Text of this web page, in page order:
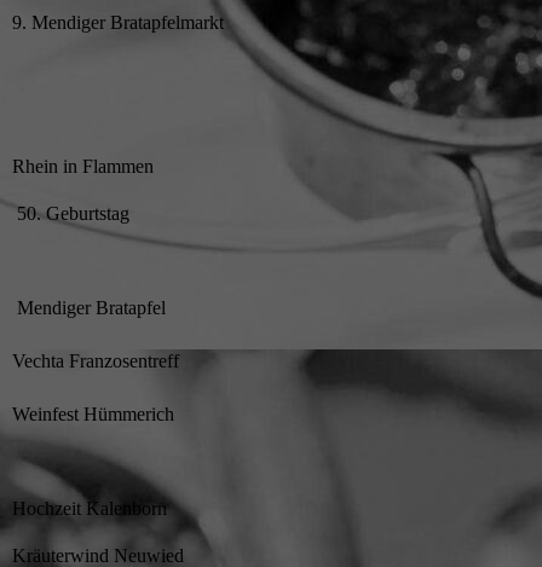
9. Mendiger Bratapfelmarkt
Rhein in Flammen
50. Geburtstag
Mendiger Bratapfel
Vechta Franzosentreff
Weinfest Hümmerich
Hochzeit Kalenborn
Kräuterwind Neuwied